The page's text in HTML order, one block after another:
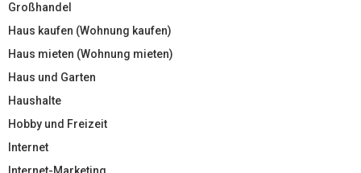
Großhandel
Haus kaufen (Wohnung kaufen)
Haus mieten (Wohnung mieten)
Haus und Garten
Haushalte
Hobby und Freizeit
Internet